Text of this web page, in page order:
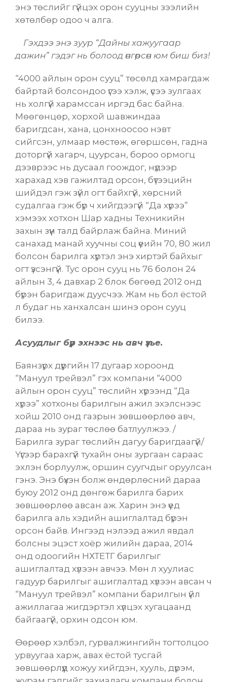
энэ төслийг гүйцэх орон сууцны зээлийн
хөтөлбөр одоо ч алга.
Гэхдээ энэ зуур “Дайны хажуугаар
дажин” гэдэг нь болоод өнгөрсөн юм биш биз!
“4000 айлын орон сууц” төсөлд хамрагдаж
байртай болсондоо үгээ хэлж, үсээ зулгаах
нь холгүй харамссан иргэд бас байна.
Мөөгөнцөр, хорхой шавжиндаа
баригдсан, хана, цонхноосоо нэвт
сийгсэн, улмаар мөстөж, өгөршсөн, гадна
доторгүй хагарч, цуурсан, бороо ормогц
дээврээс нь дусаал гоождог, нүдээр
харахад хэв гажилтад орсон, бүтээцийн
шийдэл гэж зүйл огт байхгүй, хөрсний
судалгаа гэж бүр ч хийгдээгүй “Да хүрээ”
хэмээх хотхон Шар хадны Техникийн
захын зүүн талд байрлаж байна. Миний
санахад манай хуучны соц үеийн 70, 80 жил
болсон барилга хүртэл энэ хиртэй байхыг
огт үзсэнгүй. Тус орон сууц нь 76 болон 24
айлын 3, 4 давхар 2 блок бөгөөд 2012 онд
бүрэн баригдаж дуусчээ. Жам нь бол ёстой
л будаг нь ханхалсан шинэ орон сууц
билээ.
Асуудлыг бүр эхнээс нь авч үзье.
Баянзүрх дүүргийн 17 дугаар хороонд
“Мануул трейвэл” гэх компани “4000
айлын орон сууц” төслийн хүрээнд “Да
хүрээ” хотхоны барилгын ажил эхэлснээс
хойш 2010 онд газрын зөвшөөрлөө авч,
дараа нь зураг төслөө батлуулжээ. /
Барилга зураг төслийн дагуу баригдаагүй/
Үүгээр барахгүй тухайн оны зургаан сараас
эхлэн борлуулж, оршин суугчдыг оруулсан
гэнэ. Энэ бүхэн болж өндөрлөсний дараа
буюу 2012 онд дөнгөж барилга барих
зөвшөөрлөө авсан аж. Харин энэ үед
барилга аль хэдийн ашиглалтад бүрэн
орсон байв. Ингээд нэлээд ажил явдал
болсны эцэст хоёр жилийн дараа, 2014
онд одоогийн НХТЕТГ барилгыг
ашиглалтад хүлээн авчээ. Мөн л хуулиас
гадуур барилгыг ашиглалтад хүлээн авсан ч
“Мануул трейвэл” компани барилгын үйл
ажиллагаа жигдэртэл хүлцэх хугацаанд
байгаагүй, орхин одсон юм.
Өөрөөр хэлбэл, гурвалжингийн тогтолцоо
урвуугаа харж, авах ёстой тусгай
зөвшөөрлүүд хожуу хийгдэн, хууль, дүрэм,